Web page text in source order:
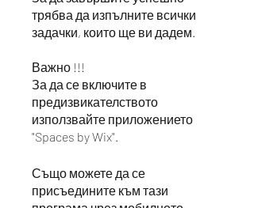
трябва да изпълните всички
задачки, които ще ви дадем.
Важно !!!
За да се включите в
предизвикателството
използвайте приложението
"Spaces by Wix".
Също можете да се
присъедините към тази